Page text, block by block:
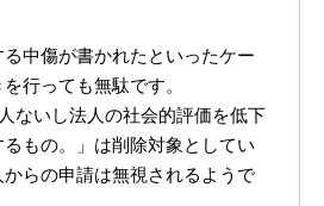
中傷が書かれたといったケー
行っても無駄です。
ないし法人の社会的評価を低下
もの。」は削除対象としてい
らの申請は無視されるようで